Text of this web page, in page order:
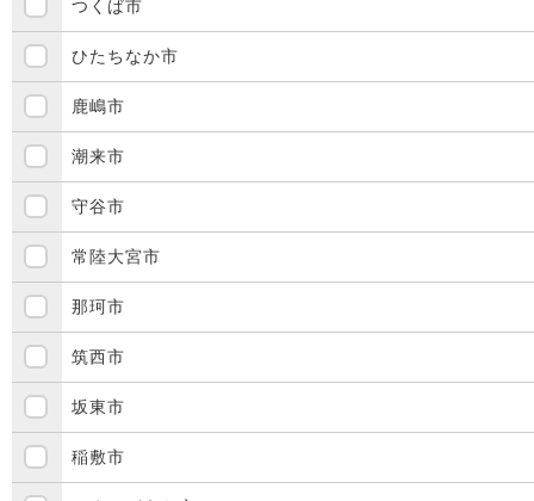
つくば市
ひたちなか市
鹿嶋市
潮来市
守谷市
常陸大宮市
那珂市
筑西市
坂東市
稲敷市